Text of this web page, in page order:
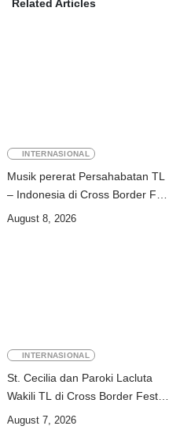
Related Articles
INTERNASIONAL
Musik pererat Persahabatan TL
– Indonesia di Cross Border Fest
2026
August 8, 2026
INTERNASIONAL
St. Cecilia dan Paroki Lacluta
Wakili TL di Cross Border Fest
August 7, 2026